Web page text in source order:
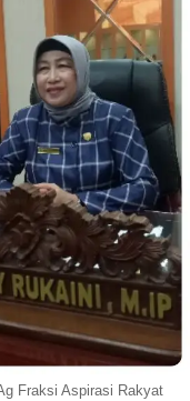
Fraksi Aspirasi Rakyat